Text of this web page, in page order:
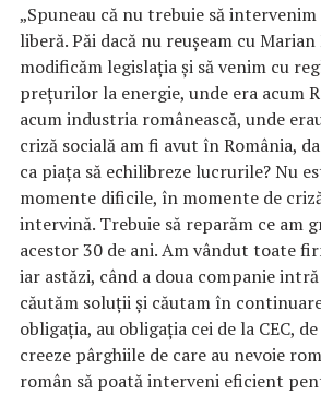
„Spuneau că nu trebuie să
liberă. Păi dacă nu reuşeam cu Marian
modificăm legislaţia şi să venim cu
preţurilor la energie, unde era acum
acum industria românească, unde
criză socială am fi avut în România,
ca piaţa să echilibreze lucrurile? Nu
momente dificile, în momente de
intervină. Trebuie să reparăm ce am
acestor 30 de ani. Am vândut toate
iar astăzi, când a doua companie
căutăm soluţii şi căutam în
obligaţia, au obligaţia cei de la CEC,
creeze pârghiile de care au nevoie
român să poată interveni eficient